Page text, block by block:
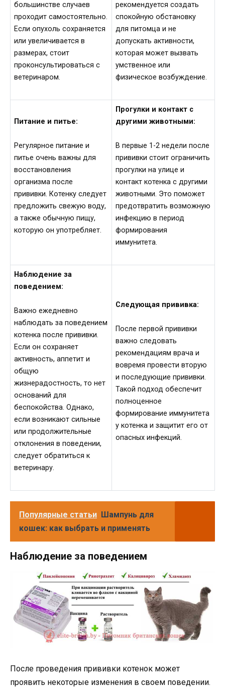
большинстве случаев
проходит самостоятельно.
Если опухоль сохраняется
или увеличивается в
размерах, стоит
проконсультироваться с
ветеринаром.
рекомендуется создать
спокойную обстановку
для питомца и не
допускать активности,
которая может вызвать
умственное или
физическое возбуждение.
Питание и питье:
Регулярное питание и
питье очень важны для
восстановления
организма после
прививки. Котенку следует
предложить свежую воду,
а также обычную пищу,
которую он употребляет.
Прогулки и контакт с
другими животными:
В первые 1-2 недели после
прививки стоит ограничить
прогулки на улице и
контакт котенка с другими
животными. Это поможет
предотвратить возможную
инфекцию в период
формирования
иммунитета.
Наблюдение за
поведением:
Важно ежедневно
наблюдать за поведением
котенка после прививки.
Если он сохраняет
активность, аппетит и
общую
жизнерадостность, то нет
оснований для
беспокойства. Однако,
если возникают сильные
или продолжительные
отклонения в поведении,
следует обратиться к
ветеринару.
Следующая прививка:
После первой прививки
важно следовать
рекомендациям врача и
вовремя провести вторую
и последующие прививки.
Такой подход обеспечит
полноценное
формирование иммунитета
у котенка и защитит его от
опасных инфекций.
Популярные статьи Шампунь для
кошек: как выбрать и применять
Наблюдение за поведением
После проведения прививки котенок может
проявить некоторые изменения в своем поведении.